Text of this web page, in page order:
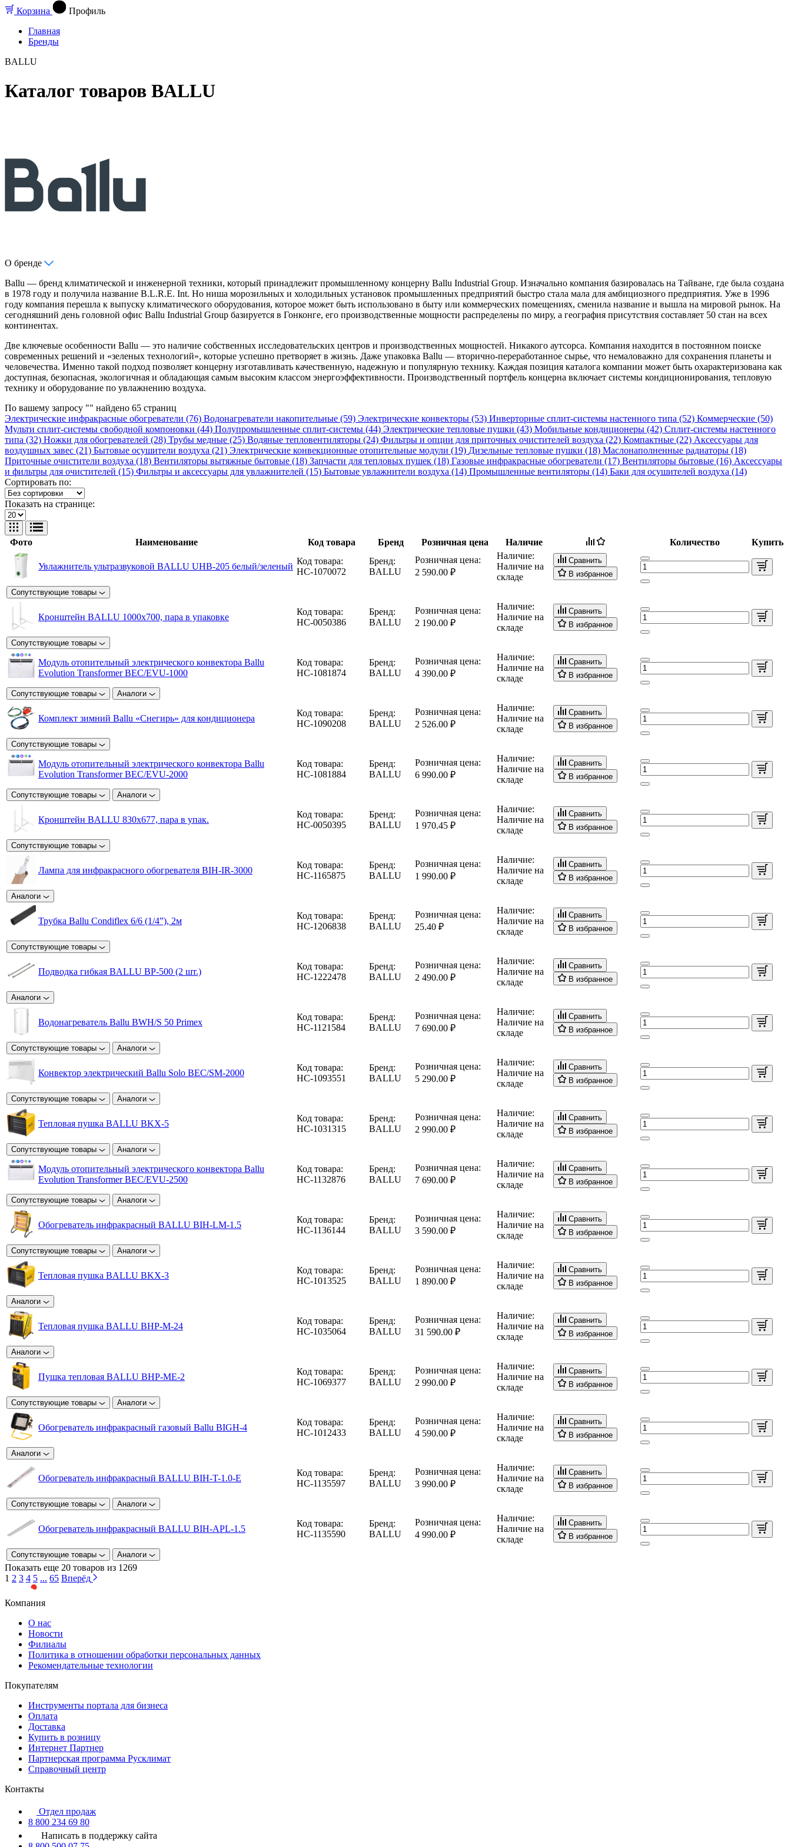
Корзина
Профиль
Главная
Бренды
BALLU
Каталог товаров BALLU
О бренде
Ballu — бренд климатической и инженерной техники, который принадлежит промышленному концерну Ballu Industrial Group. Изначально компания базировалась на Тайване, где была создана
в 1978 году и получила название В.L.R.E. Int. Но ниша морозильных и холодильных установок промышленных предприятий быстро стала мала для амбициозного предприятия. Уже в 1996
году компания перешла к выпуску климатического оборудования, которое может быть использовано в быту или коммерческих помещениях, сменила название и вышла на мировой рынок. На
сегодняшний день головной офис Ballu Industrial Group базируется в Гонконге, его производственные мощности распределены по миру, а география присутствия составляет 50 стан на всех
континентах.
Две ключевые особенности Ballu — это наличие собственных исследовательских центров и производственных мощностей. Никакого аутсорса. Компания находится в постоянном поиске
современных решений и «зеленых технологий», которые успешно претворяет в жизнь. Даже упаковка Ballu — вторично-переработанное сырье, что немаловажно для сохранения планеты и
человечества. Именно такой подход позволяет концерну изготавливать качественную, надежную и популярную технику. Каждая позиция каталога компании может быть охарактеризована как
доступная, безопасная, экологичная и обладающая самым высоким классом энергоэффективности. Производственный портфель концерна включает системы кондиционирования, тепловую
технику и оборудование по увлажнению воздуха.
По вашему запросу "" найдено 65 страниц
Электрические инфракрасные обогреватели (76) Водонагреватели накопительные (59) Электрические конвекторы (53) Инверторные сплит-системы настенного типа (52) Коммерческие (50)
Мульти сплит-системы свободной компоновки (44) Полупромышленные сплит-системы (44) Электрические тепловые пушки (43) Мобильные кондиционеры (42) Сплит-системы настенного
типа (32) Ножки для обогревателей (28) Трубы медные (25) Водяные тепловентиляторы (24) Фильтры и опции для приточных очистителей воздуха (22) Компактные (22) Аксессуары для
воздушных завес (21) Бытовые осушители воздуха (21) Электрические конвекционные отопительные модули (19) Дизельные тепловые пушки (18) Маслонаполненные радиаторы (18)
Приточные очистители воздуха (18) Вентиляторы вытяжные бытовые (18) Запчасти для тепловых пушек (18) Газовые инфракрасные обогреватели (17) Вентиляторы бытовые (16) Аксессуары
и фильтры для очистителей (15) Фильтры и аксессуары для увлажнителей (15) Бытовые увлажнители воздуха (14) Промышленные вентиляторы (14) Баки для осушителей воздуха (14)
Сортировать по:
Показать на странице:
Фото Наименование Код товара Бренд Розничная цена Наличие Количество Купить
Увлажнитель ультразвуковой BALLU UHB-205 белый/зеленый
Код товара:
НС-1070072
Бренд:
BALLU
Розничная цена:
2 590.00 ₽
Наличие:
Наличие на
складе
Сравнить
В избранное
Сопутствующие товары
Кронштейн BALLU 1000x700, пара в упаковке
Код товара:
НС-0050386
Бренд:
BALLU
Розничная цена:
2 190.00 ₽
Наличие:
Наличие на
складе
Сравнить
В избранное
Сопутствующие товары
Модуль отопительный электрического конвектора Ballu
Evolution Transformer BEC/EVU-1000
Код товара:
НС-1081874
Бренд:
BALLU
Розничная цена:
4 390.00 ₽
Наличие:
Наличие на
складе
Сравнить
В избранное
Сопутствующие товары Аналоги
Комплект зимний Ballu «Снегирь» для кондиционера
Код товара:
НС-1090208
Бренд:
BALLU
Розничная цена:
2 526.00 ₽
Наличие:
Наличие на
складе
Сравнить
В избранное
Сопутствующие товары
Модуль отопительный электрического конвектора Ballu
Evolution Transformer BEC/EVU-2000
Код товара:
НС-1081884
Бренд:
BALLU
Розничная цена:
6 990.00 ₽
Наличие:
Наличие на
складе
Сравнить
В избранное
Сопутствующие товары Аналоги
Кронштейн BALLU 830х677, пара в упак.
Код товара:
НС-0050395
Бренд:
BALLU
Розничная цена:
1 970.45 ₽
Наличие:
Наличие на
складе
Сравнить
В избранное
Сопутствующие товары
Лампа для инфракрасного обогревателя BIH-IR-3000
Код товара:
НС-1165875
Бренд:
BALLU
Розничная цена:
1 990.00 ₽
Наличие:
Наличие на
складе
Сравнить
В избранное
Аналоги
Трубка Ballu Condiflex 6/6 (1/4”), 2м
Код товара:
НС-1206838
Бренд:
BALLU
Розничная цена:
25.40 ₽
Наличие:
Наличие на
складе
Сравнить
В избранное
Сопутствующие товары
Подводка гибкая BALLU BP-500 (2 шт.)
Код товара:
НС-1222478
Бренд:
BALLU
Розничная цена:
2 490.00 ₽
Наличие:
Наличие на
складе
Сравнить
В избранное
Аналоги
Водонагреватель Ballu BWH/S 50 Primex
Код товара:
НС-1121584
Бренд:
BALLU
Розничная цена:
7 690.00 ₽
Наличие:
Наличие на
складе
Сравнить
В избранное
Сопутствующие товары Аналоги
Конвектор электрический Ballu Solo BEC/SM-2000
Код товара:
НС-1093551
Бренд:
BALLU
Розничная цена:
5 290.00 ₽
Наличие:
Наличие на
складе
Сравнить
В избранное
Сопутствующие товары Аналоги
Тепловая пушка BALLU BKX-5
Код товара:
НС-1031315
Бренд:
BALLU
Розничная цена:
2 990.00 ₽
Наличие:
Наличие на
складе
Сравнить
В избранное
Сопутствующие товары Аналоги
Модуль отопительный электрического конвектора Ballu
Evolution Transformer BEC/EVU-2500
Код товара:
НС-1132876
Бренд:
BALLU
Розничная цена:
7 690.00 ₽
Наличие:
Наличие на
складе
Сравнить
В избранное
Сопутствующие товары Аналоги
Обогреватель инфракрасный BALLU BIH-LM-1.5
Код товара:
НС-1136144
Бренд:
BALLU
Розничная цена:
3 590.00 ₽
Наличие:
Наличие на
складе
Сравнить
В избранное
Сопутствующие товары Аналоги
Тепловая пушка BALLU BKX-3
Код товара:
НС-1013525
Бренд:
BALLU
Розничная цена:
1 890.00 ₽
Наличие:
Наличие на
складе
Сравнить
В избранное
Аналоги
Тепловая пушка BALLU BHP-M-24
Код товара:
НС-1035064
Бренд:
BALLU
Розничная цена:
31 590.00 ₽
Наличие:
Наличие на
складе
Сравнить
В избранное
Аналоги
Пушка тепловая BALLU BHP-ME-2
Код товара:
НС-1069377
Бренд:
BALLU
Розничная цена:
2 990.00 ₽
Наличие:
Наличие на
складе
Сравнить
В избранное
Сопутствующие товары Аналоги
Обогреватель инфракрасный газовый Ballu BIGH-4
Код товара:
НС-1012433
Бренд:
BALLU
Розничная цена:
4 590.00 ₽
Наличие:
Наличие на
складе
Сравнить
В избранное
Аналоги
Обогреватель инфракрасный BALLU BIH-T-1.0-E
Код товара:
НС-1135597
Бренд:
BALLU
Розничная цена:
3 990.00 ₽
Наличие:
Наличие на
складе
Сравнить
В избранное
Сопутствующие товары Аналоги
Обогреватель инфракрасный BALLU BIH-APL-1.5
Код товара:
НС-1135590
Бренд:
BALLU
Розничная цена:
4 990.00 ₽
Наличие:
Наличие на
складе
Сравнить
В избранное
Сопутствующие товары Аналоги
Показать еще 20 товаров из 1269
1 2 3 4 5 ... 65 Вперёд
Компания
О нас
Новости
Филиалы
Политика в отношении обработки персональных данных
Рекомендательные технологии
Покупателям
Инструменты портала для бизнеса
Оплата
Доставка
Купить в розницу
Интернет Партнер
Партнерская программа Русклимат
Справочный центр
Контакты
Отдел продаж
8 800 234 69 80
Написать в поддержку сайта